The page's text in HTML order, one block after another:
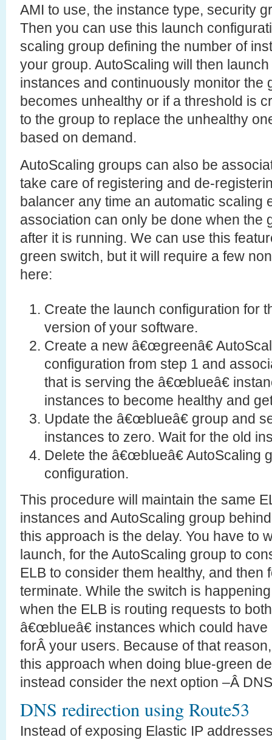
AMI to use, the instance type, security
Then you can use this launch
scaling group defining the number of
your group. AutoScaling will then
instances and continuously monitor the
becomes unhealthy or if a threshold is
to the group to replace the unhealthy
based on demand.
AutoScaling groups can also be
take care of registering and de-
balancer any time an automatic scaling
association can only be done when the
after it is running. We can use this
green switch, but it will require a few
here:
Create the launch configuration for
version of your software.
Create a new â€œgreenâ€
configuration from step 1 and
that is serving the â€œblueâ€
instances to become healthy and
Update the â€œblueâ€ group and
instances to zero. Wait for the old
Delete the â€œblueâ€ AutoScaling
configuration.
This procedure will maintain the same
instances and AutoScaling group
this approach is the delay. You have to
launch, for the AutoScaling group to
ELB to consider them healthy, and then
terminate. While the switch is
when the ELB is routing requests to
â€œblueâ€ instances which could
forÂ your users. Because of that
this approach when doing blue-green
instead consider the next option –Â
DNS redirection using Route53
Instead of exposing Elastic IP